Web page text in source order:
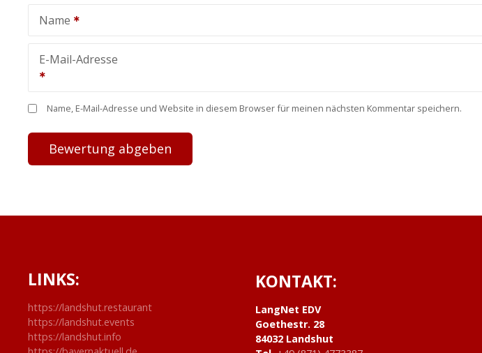
Name
E-Mail-Adresse
Name, E-Mail-Adresse und Website in diesem Browser für meinen nächsten Kommentar speichern.
LINKS:
https://landshut.restaurant
https://landshut.events
https://landshut.info
KONTAKT:
LangNet EDV
Goethestr. 28
84032 Landshut